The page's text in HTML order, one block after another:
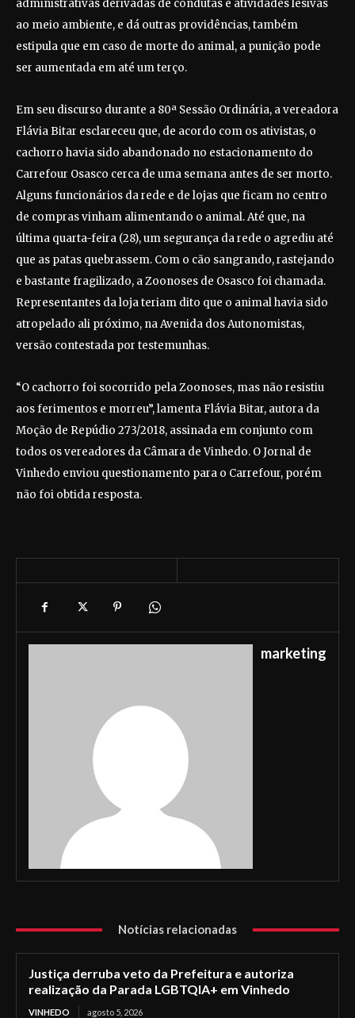
administrativas derivadas de condutas e atividades lesivas
ao meio ambiente, e dá outras providências, também
estipula que em caso de morte do animal, a punição pode
ser aumentada em até um terço.
Em seu discurso durante a 80ª Sessão Ordinária, a vereadora
Flávia Bitar esclareceu que, de acordo com os ativistas, o
cachorro havia sido abandonado no estacionamento do
Carrefour Osasco cerca de uma semana antes de ser morto.
Alguns funcionários da rede e de lojas que ficam no centro
de compras vinham alimentando o animal. Até que, na
última quarta-feira (28), um segurança da rede o agrediu até
que as patas quebrassem. Com o cão sangrando, rastejando
e bastante fragilizado, a Zoonoses de Osasco foi chamada.
Representantes da loja teriam dito que o animal havia sido
atropelado ali próximo, na Avenida dos Autonomistas,
versão contestada por testemunhas.
“O cachorro foi socorrido pela Zoonoses, mas não resistiu
aos ferimentos e morreu”, lamenta Flávia Bitar, autora da
Moção de Repúdio 273/2018, assinada em conjunto com
todos os vereadores da Câmara de Vinhedo. O Jornal de
Vinhedo enviou questionamento para o Carrefour, porém
não foi obtida resposta.
marketing
Notícias relacionadas
Justiça derruba veto da Prefeitura e autoriza
realização da Parada LGBTQIA+ em Vinhedo
VINHEDO agosto 5, 2026